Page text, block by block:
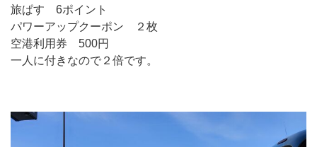
旅ぱす 6ポイント
パワーアップクーポン ２枚
空港利用券 500円
一人に付きなので２倍です。